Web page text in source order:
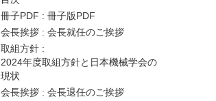
冊子PDF : 冊子版PDF
会長挨拶 : 会長就任のご挨拶
取組方針 :
2024年度取組方針と日本機械学会の
現状
会長挨拶 : 会長退任のご挨拶